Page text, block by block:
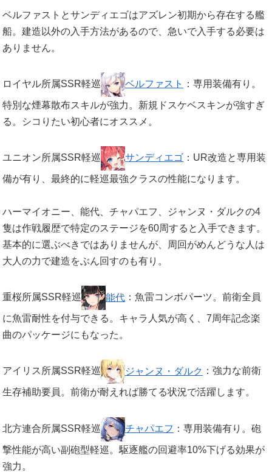
ベルファストとサンディエゴはアズレン初期から存在する艦
船。建造以外の入手方法があるので、急いで入手する必要は
ありません。
ロイヤル所属SSR軽巡 ベルファスト ：専用装備有り。
特別な煙幕散布スキルが強力。新規ドスケベスキンが強すぎ
る。シコりたい初心者にオススメ。
ユニオン所属SSR軽巡 サンディエゴ ：UR改造と専用装
備が有り、最終的に軽巡最強クラスの性能になります。
ハーマイオニー、能代、チャパエフ、ジャンヌ・ダルクの4
隻は作戦履歴で特定のステージを60周すると入手できます。
基本的に選ぶべきではありませんが、周回がめんどうな人は
大人の力で建造をぶん回すのも有り。
重桜所属SSR軽巡 能代 ：魚雷コンボパーツ。前衛全員
に魚雷耐性を付与できる。キャラ人気が高く、7周年記念楽
曲のパッケージにもなった。
アイリス所属SSR軽巡 ジャンヌ・ダルク ：強力な前衛
生存補助要員。前衛が耐えれば勝てる状況で活躍します。
北方連合所属SSR軽巡 チャパエフ ：専用装備有り。砲
撃性能が高い副砲型軽巡。駆逐艦の回避率10%下げる効果が
強力。